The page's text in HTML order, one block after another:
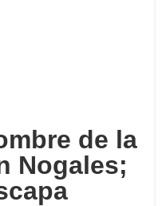
de la
Nogales;